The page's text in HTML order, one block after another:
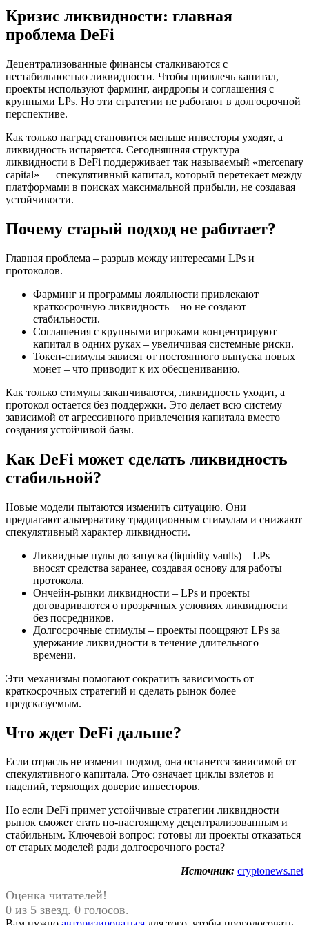
Кризис ликвидности: главная
проблема DeFi
Децентрализованные финансы сталкиваются с
нестабильностью ликвидности. Чтобы привлечь капитал,
проекты используют фарминг, аирдропы и соглашения с
крупными LPs. Но эти стратегии не работают в долгосрочной
перспективе.
Как только наград становится меньше инвесторы уходят, а
ликвидность испаряется. Сегодняшняя структура
ликвидности в DeFi поддерживает так называемый «mercenary
capital» — спекулятивный капитал, который перетекает между
платформами в поисках максимальной прибыли, не создавая
устойчивости.
Почему старый подход не работает?
Главная проблема – разрыв между интересами LPs и
протоколов.
Фарминг и программы лояльности привлекают
краткосрочную ликвидность – но не создают
стабильности.
Соглашения с крупными игроками концентрируют
капитал в одних руках – увеличивая системные риски.
Токен-стимулы зависят от постоянного выпуска новых
монет – что приводит к их обесцениванию.
Как только стимулы заканчиваются, ликвидность уходит, а
протокол остается без поддержки. Это делает всю систему
зависимой от агрессивного привлечения капитала вместо
создания устойчивой базы.
Как DeFi может сделать ликвидность
стабильной?
Новые модели пытаются изменить ситуацию. Они
предлагают альтернативу традиционным стимулам и снижают
спекулятивный характер ликвидности.
Ликвидные пулы до запуска (liquidity vaults) – LPs
вносят средства заранее, создавая основу для работы
протокола.
Ончейн-рынки ликвидности – LPs и проекты
договариваются о прозрачных условиях ликвидности
без посредников.
Долгосрочные стимулы – проекты поощряют LPs за
удержание ликвидности в течение длительного
времени.
Эти механизмы помогают сократить зависимость от
краткосрочных стратегий и сделать рынок более
предсказуемым.
Что ждет DeFi дальше?
Если отрасль не изменит подход, она останется зависимой от
спекулятивного капитала. Это означает циклы взлетов и
падений, теряющих доверие инвесторов.
Но если DeFi примет устойчивые стратегии ликвидности
рынок сможет стать по-настоящему децентрализованным и
стабильным. Ключевой вопрос: готовы ли проекты отказаться
от старых моделей ради долгосрочного роста?
Источник: cryptonews.net
Оценка читателей!
0 из 5 звезд. 0 голосов.